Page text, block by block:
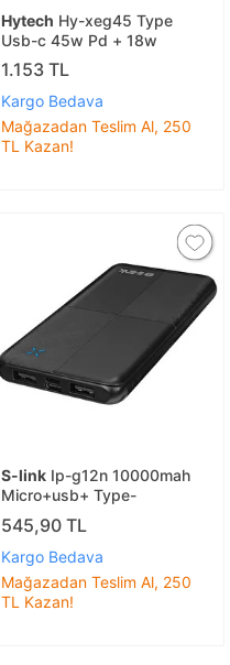
Hytech Hy-xeg45 Type
Usb-c 45w Pd + 18w
1.153 TL
Kargo Bedava
Mağazadan Teslim Al, 250
TL Kazan!
S-link Ip-g12n 10000mah
Micro+usb+ Type-
545,90 TL
Kargo Bedava
Mağazadan Teslim Al, 250
TL Kazan!